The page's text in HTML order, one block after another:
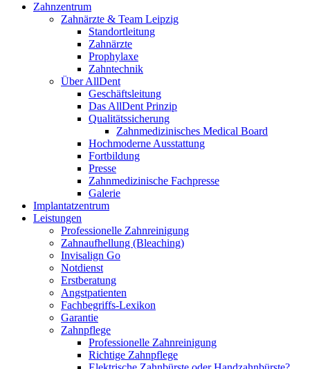
Zahnzentrum
Zahnärzte & Team Leipzig
Standortleitung
Zahnärzte
Prophylaxe
Zahntechnik
Über AllDent
Geschäftsleitung
Das AllDent Prinzip
Qualitätssicherung
Zahnmedizinisches Medical Board
Hochmoderne Ausstattung
Fortbildung
Presse
Zahnmedizinische Fachpresse
Galerie
Implantatzentrum
Leistungen
Professionelle Zahnreinigung
Zahnaufhellung (Bleaching)
Invisalign Go
Notdienst
Erstberatung
Angstpatienten
Fachbegriffs-Lexikon
Garantie
Zahnpflege
Professionelle Zahnreinigung
Richtige Zahnpflege